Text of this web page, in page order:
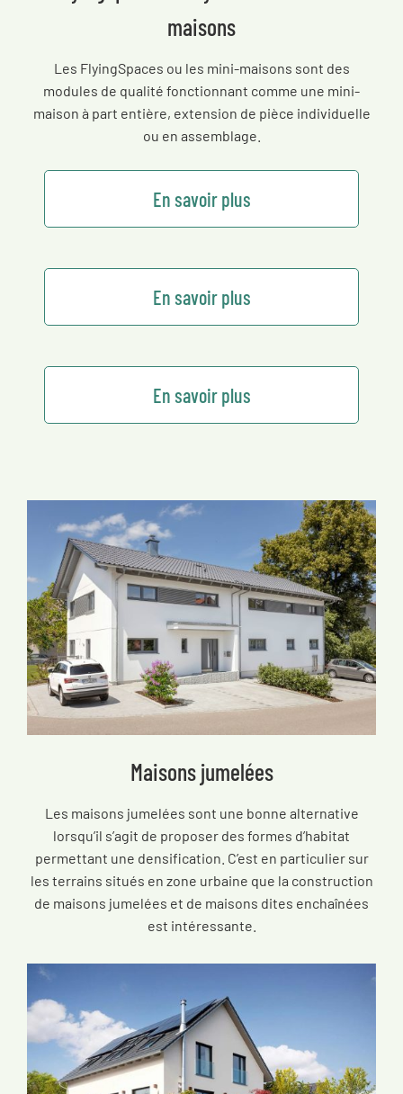
maisons
Les FlyingSpaces ou les mini-maisons sont des
modules de qualité fonctionnant comme une mini-
maison à part entière, extension de pièce individuelle
ou en assemblage.
En savoir plus
En savoir plus
En savoir plus
Maisons jumelées
Les maisons jumelées sont une bonne alternative
lorsqu’il s’agit de proposer des formes d’habitat
permettant une densification. C’est en particulier sur
les terrains situés en zone urbaine que la construction
de maisons jumelées et de maisons dites enchaînées
est intéressante.